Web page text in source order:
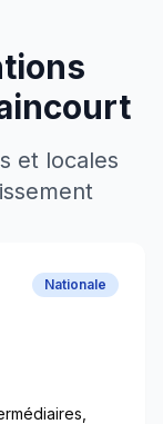
et locales
Nationale